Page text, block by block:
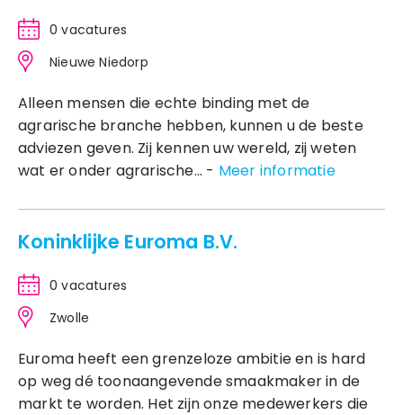
0 vacatures
Nieuwe Niedorp
Alleen mensen die echte binding met de
agrarische branche hebben, kunnen u de beste
adviezen geven. Zij kennen uw wereld, zij weten
wat er onder agrarische... - Meer informatie
Koninklijke Euroma B.V.
0 vacatures
Zwolle
Euroma heeft een grenzeloze ambitie en is hard
op weg dé toonaangevende smaakmaker in de
markt te worden. Het zijn onze medewerkers die